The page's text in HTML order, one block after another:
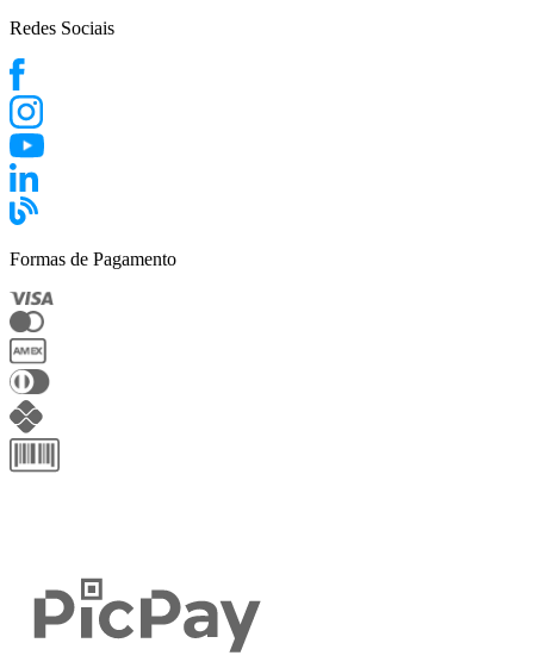
Redes Sociais
Formas de Pagamento